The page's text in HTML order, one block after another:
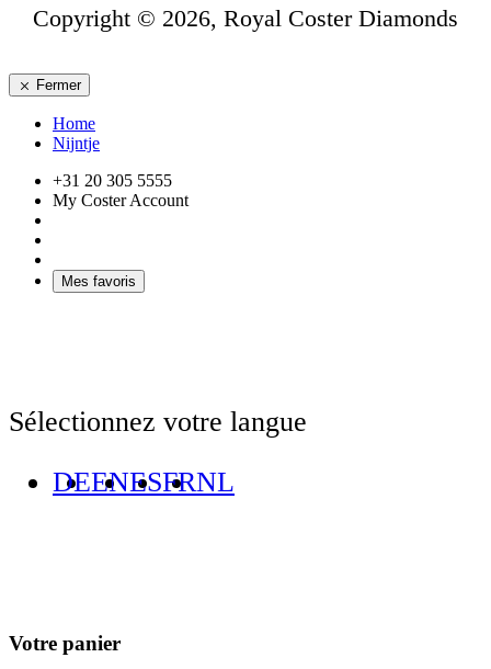
Copyright © 2026, Royal Coster Diamonds
Fermer
Home
Nijntje
+31 20 305 5555
My Coster Account
Mes favoris
Sélectionnez votre langue
DEENESFRNL
Votre panier